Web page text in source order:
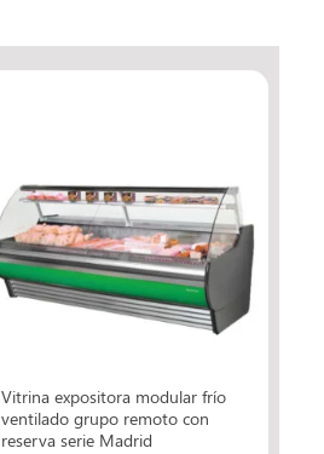
Vitrina expositora modular frío
ventilado grupo remoto con
reserva serie Madrid